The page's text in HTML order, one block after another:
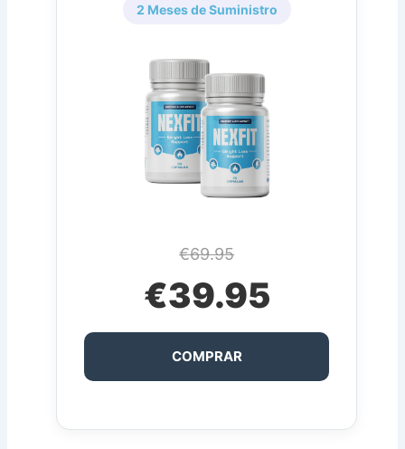
2 Meses de Suministro
€69.95
€39.95
COMPRAR